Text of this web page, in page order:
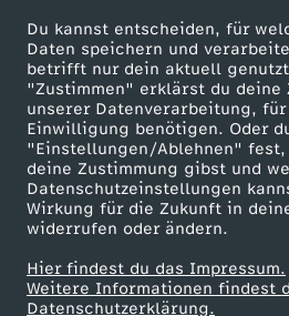
Du kannst entscheiden, für
Daten speichern und
betrifft nur dein aktuell
"Zustimmen" erklärst du deine
unserer Datenverarbeitung,
Einwilligung benötigen. Oder
"Einstellungen/Ablehnen" fest,
deine Zustimmung gibst und
Datenschutzeinstellungen
Wirkung für die Zukunft in
widerrufen oder ändern.
Hier findest du das Impressum.
Weitere Informationen findest
Datenschutzerklärung.
ZDF goes Schule
Werbefernsehen
Mainzelmännchen
Partner